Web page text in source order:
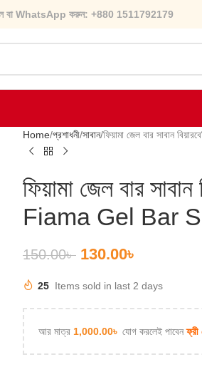
কল বা WhatsApp করুন: +880 1511792179
Home প্রশাধনী সাবান ফিয়ামা জেল বার সাবান
ফিয়ামা জেল বার সাবান
Fiama Gel Bar
150.00৳ 130.00৳
25 Items sold in last 2 days
আর মাত্র 1,000.00৳ যোগ করলেই পাবেনফ্রী